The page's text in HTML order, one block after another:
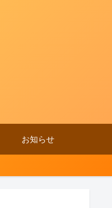
お知らせ